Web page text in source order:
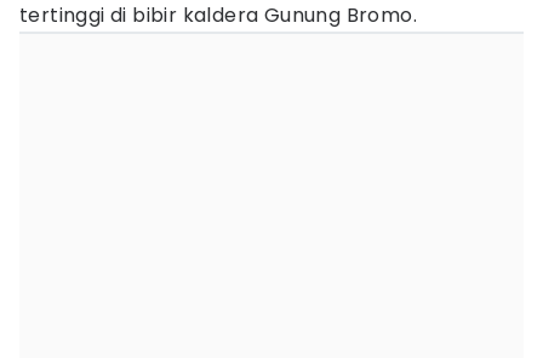
tertinggi di bibir kaldera Gunung Bromo.